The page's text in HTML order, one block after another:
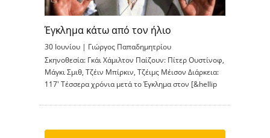
Έγκλημα κάτω από τον ήλιο
30 Ιουνίου | Γιώργος Παπαδημητρίου
Σκηνοθεσία: Γκάι Χάμιλτον Παίζουν: Πίτερ Ουστίνοφ,
Μάγκι Σμιθ, Τζέιν Μπίρκιν, Τζέιμς Μέισον Διάρκεια:
117′ Τέσσερα χρόνια μετά το Έγκλημα στον [&hellip